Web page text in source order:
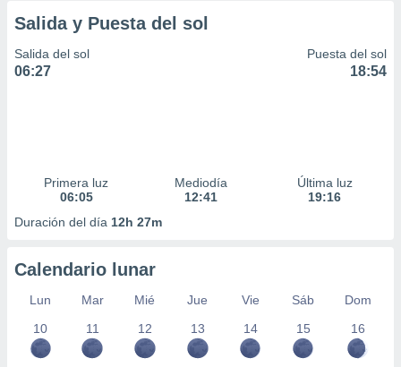
de
Salida y Puesta del sol
Salida del sol
06:27
Puesta del sol
18:54
Primera luz
06:05
Mediodía
12:41
Última luz
19:16
Duración del día 12h 27m
Calendario lunar
Lun Mar Mié Jue Vie Sáb
Dom
10
11 12 13 14 15 16